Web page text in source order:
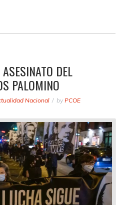
DEL
PALOMINO
Nacional by PCOE